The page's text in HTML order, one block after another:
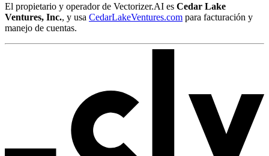
El propietario y operador de Vectorizer.AI es Cedar Lake
Ventures, Inc., y usa CedarLakeVentures.com para facturación y
manejo de cuentas.